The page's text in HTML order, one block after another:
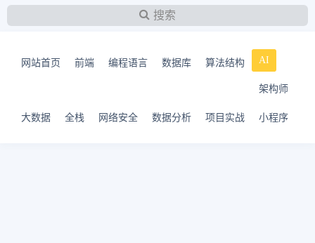
搜索
网站首页 前端 编程语言 数据库 算法结构 AI
架构师
大数据 全栈 网络安全 数据分析 项目实战 小程序